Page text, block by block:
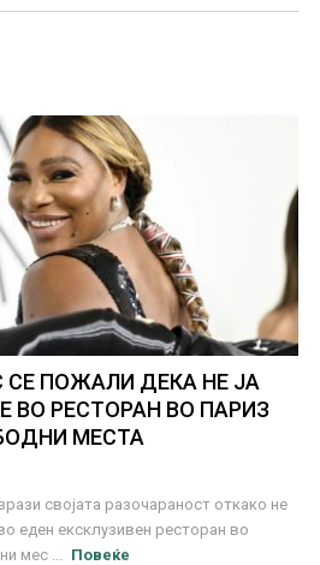
СЕ ПОЖАЛИ ДЕКА НЕ ЈА
ВО РЕСТОРАН ВО ПАРИЗ
МЕСТА
својата разочараност откако не
еден ексклузивен ресторан во
мес ...
Повеќе